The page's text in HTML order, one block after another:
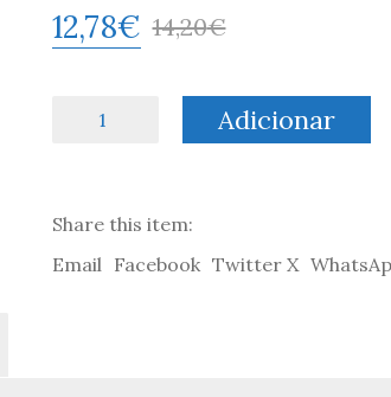
14,20€
12,78€
Aves
-
Adicionar
Share this item:
Email Facebook Twitter X